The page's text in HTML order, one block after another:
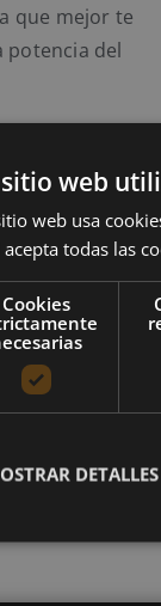
que mejor te
potencia del
de
o neumáticos
debido a
la calidad
sitio web
web usa
acepta todas las
Cookies
DETALLES